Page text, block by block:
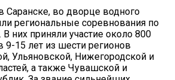
Саранске, во дворце водного
региональные соревнования по
них приняли участие около 800
15 лет из шести регионов
Ульяновской, Нижегородской и
а также Чувашской и